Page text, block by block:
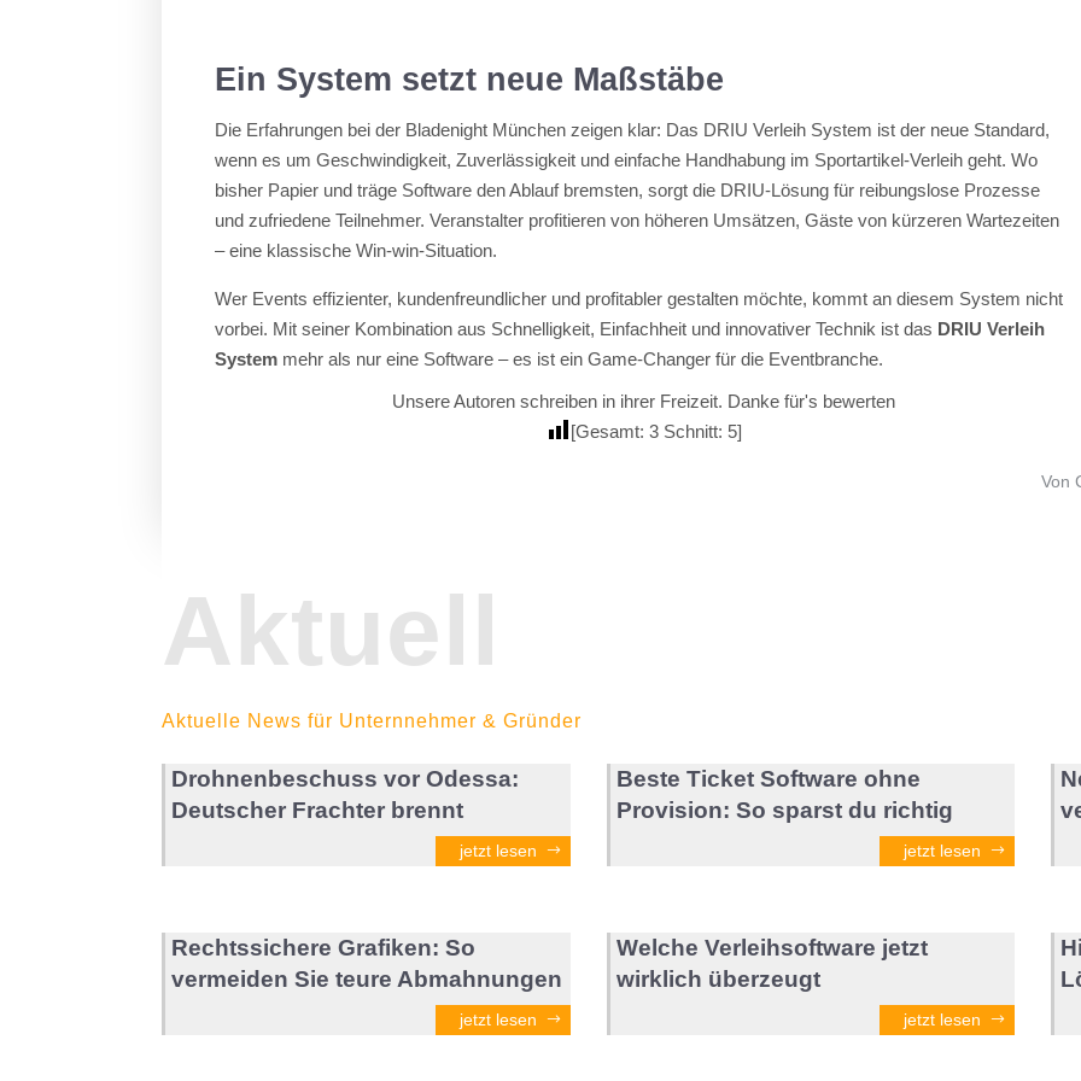
Ein System setzt neue Maßstäbe
Die Erfahrungen bei der Bladenight München zeigen klar: Das DRIU Verleih System ist der neue Standard,
wenn es um Geschwindigkeit, Zuverlässigkeit und einfache Handhabung im Sportartikel-Verleih geht. Wo
bisher Papier und träge Software den Ablauf bremsten, sorgt die DRIU-Lösung für reibungslose Prozesse
und zufriedene Teilnehmer. Veranstalter profitieren von höheren Umsätzen, Gäste von kürzeren Wartezeiten
– eine klassische Win-win-Situation.
Wer Events effizienter, kundenfreundlicher und profitabler gestalten möchte, kommt an diesem System nicht
vorbei. Mit seiner Kombination aus Schnelligkeit, Einfachheit und innovativer Technik ist das DRIU Verleih
System mehr als nur eine Software – es ist ein Game-Changer für die Eventbranche.
Unsere Autoren schreiben in ihrer Freizeit. Danke für's bewerten
[Gesamt: 3Schnitt: 5]
Von
Aktuell
Aktuelle News für Unternnehmer & Gründer
Drohnenbeschuss vor Odessa:
Deutscher Frachter brennt
jetzt lesen
Beste Ticket Software ohne
Provision: So sparst du richtig
jetzt lesen
Rechtssichere Grafiken: So
vermeiden Sie teure Abmahnungen
jetzt lesen
Welche Verleihsoftware jetzt
wirklich überzeugt
jetzt lesen